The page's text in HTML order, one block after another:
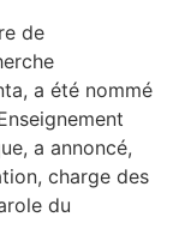
de
a été nommé
a annoncé,
charge des
du